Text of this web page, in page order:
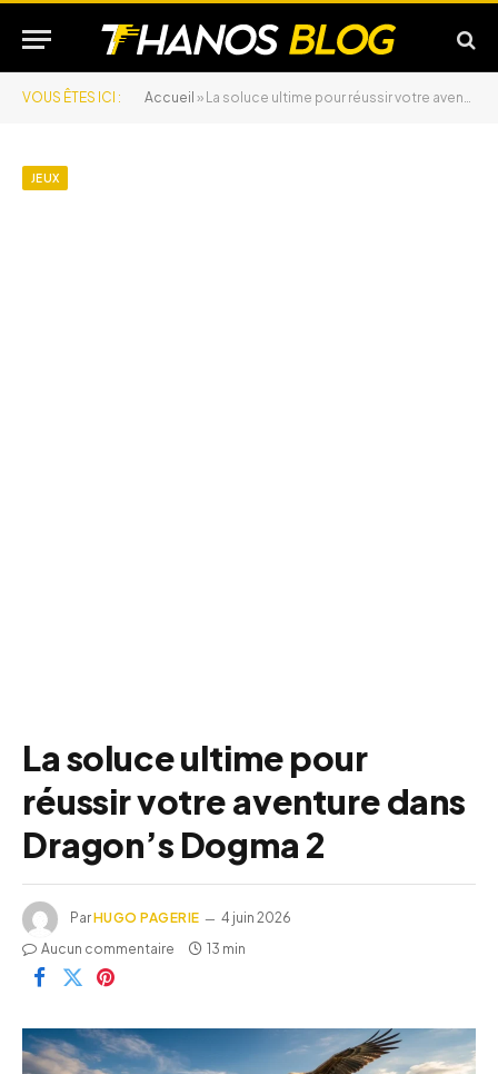
VOUS ÊTES ICI : Accueil » La soluce ultime pour réussir votre aventure dans Dragon’s Dogma 2
JEUX
La soluce ultime pour
réussir votre aventure dans
Dragon’s Dogma 2
ParHUGO PAGERIE
4 juin 2026
Aucun commentaire
13 min